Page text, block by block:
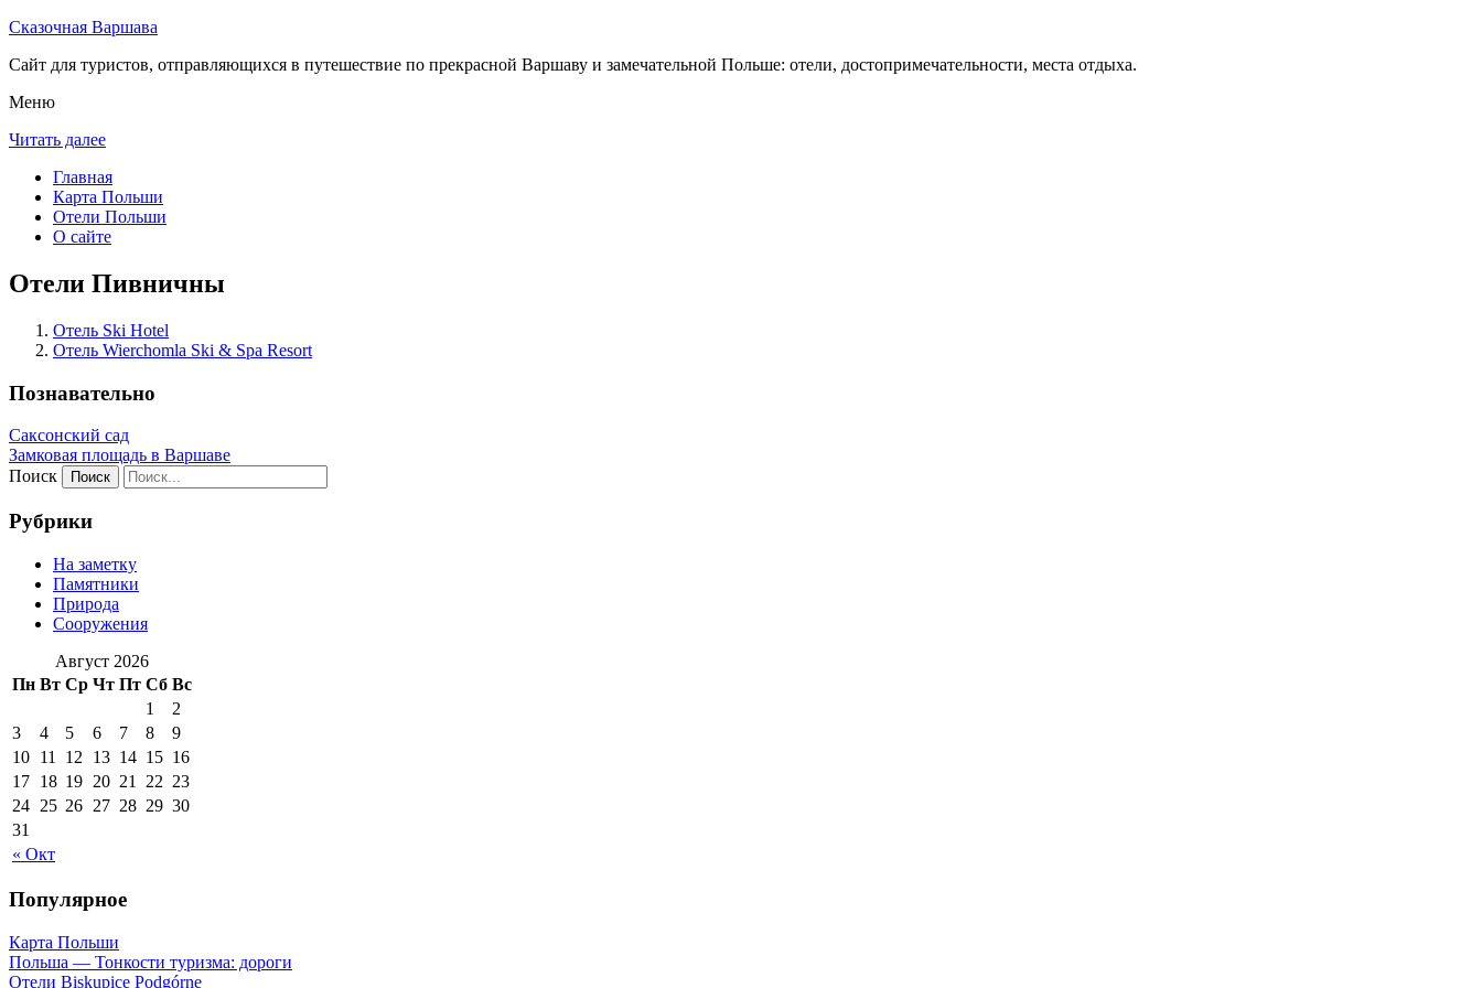
Сказочная Варшава
Сайт для туристов, отправляющихся в путешествие по прекрасной Варшаву и замечательной Польше: отели, достопримечательности, места отдыха.
Меню
Читать далее
Главная
Карта Польши
Отели Польши
О сайте
Отели Пивничны
Отель Ski Hotel
Отель Wierchomla Ski & Spa Resort
Познавательно
Саксонский сад
Замковая площадь в Варшаве
Поиск
Рубрики
На заметку
Памятники
Природа
Сооружения
Август 2026
Пн Вт Ср Чт Пт Сб Вс
« Окт
1
2
3
4 5 6 7 8
9
10 11 12 13 14 15 16
17 18 19 20 21 22 23
24 25 26 27 28 29 30
31
Популярное
Карта Польши
Польша — Тонкости туризма: дороги
Отели Biskupice Podgórne